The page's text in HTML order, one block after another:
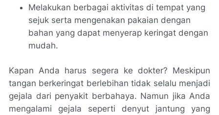
Melakukan berbagai aktivitas di tempat yang
sejuk serta mengenakan pakaian dengan
bahan yang dapat menyerap keringat dengan
mudah.
Kapan Anda harus segera ke dokter? Meskipun
tangan berkeringat berlebihan tidak selalu menjadi
gejala dari penyakit berbahaya. Namun jika Anda
mengalami gejala seperti denyut jantung yang